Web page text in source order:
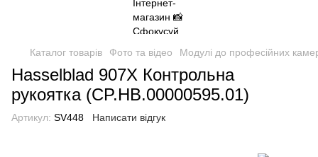
Каталог товарів Фото та відео Модулі до професійних
Hasselblad 907X Контрольна
рукоятка (CP.HB.00000595.01)
Артикул: SV448 Написати відгук